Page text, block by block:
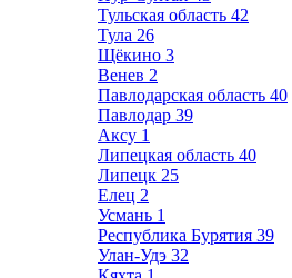
Тульская область 42
Тула 26
Щёкино 3
Венев 2
Павлодарская область 40
Павлодар 39
Аксу 1
Липецкая область 40
Липецк 25
Елец 2
Усмань 1
Республика Бурятия 39
Улан-Удэ 32